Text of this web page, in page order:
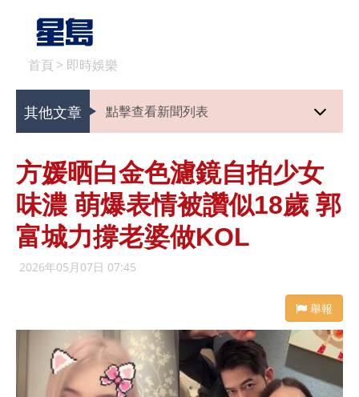
首頁 > 即時娛樂
其他文章 點擊查看新聞列表
方媛晒白金色濾鏡自拍少女
味濃 萌爆表情被讚似18歲 郭
富城力撐老婆做KOL
2026年05月07日 07:45
舉報